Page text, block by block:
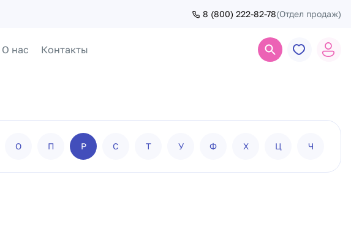
8 (800) 222-82-78(Отдел продаж)
О нас Контакты
О П Р С Т У Ф Х Ц Ч